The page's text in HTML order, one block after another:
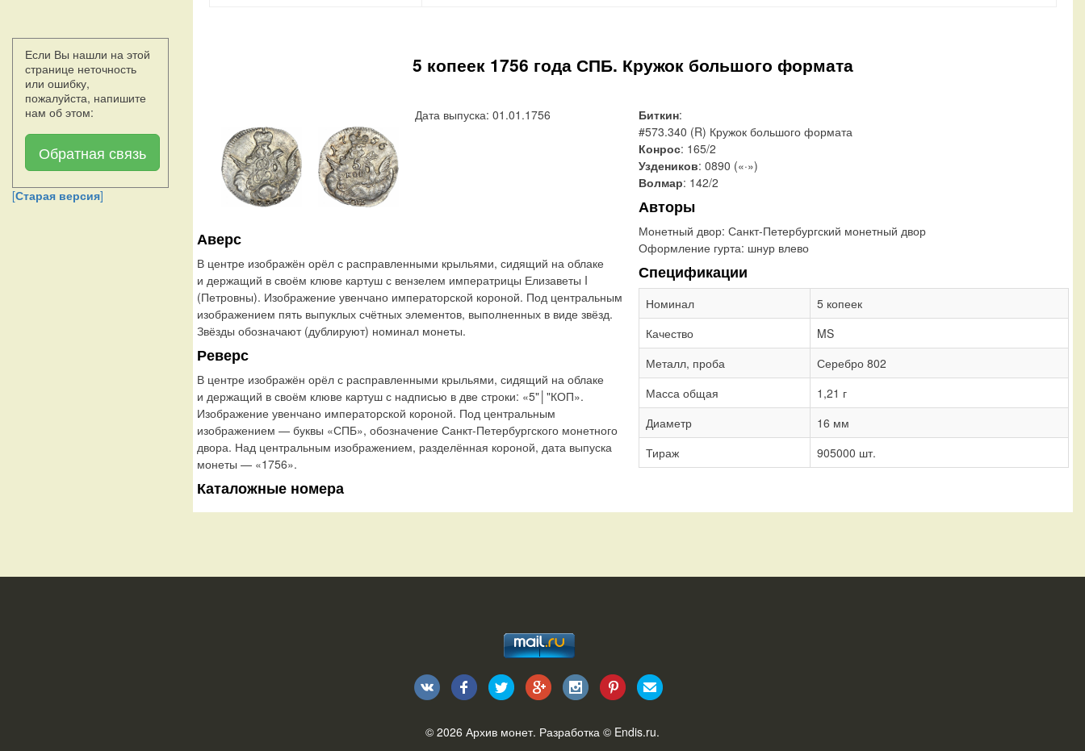
Если Вы нашли на этой
странице неточность
или ошибку,
пожалуйста, напишите
нам об этом:
Обратная связь
[Старая версия]
5 копеек 1756 года СПБ. Кружок большого формата
Дата выпуска: 01.01.1756
Аверс
В центре изображён орёл с расправленными крыльями, сидящий на облаке
и держащий в своём клюве картуш с вензелем императрицы Елизаветы I
(Петровны). Изображение увенчано императорской короной. Под центральным
изображением пять выпуклых счётных элементов, выполненных в виде звёзд.
Звёзды обозначают (дублируют) номинал монеты.
Реверс
В центре изображён орёл с расправленными крыльями, сидящий на облаке
и держащий в своём клюве картуш с надписью в две строки: «5"│"КОП».
Изображение увенчано императорской короной. Под центральным
изображением — буквы «СПБ», обозначение Санкт-Петербургского монетного
двора. Над центральным изображением, разделённая короной, дата выпуска
монеты — «1756».
Каталожные номера
Биткин:
#573.340 (R) Кружок большого формата
Конрос: 165/2
Уздеников: 0890 («·»)
Волмар: 142/2
Авторы
Монетный двор: Санкт-Петербургский монетный двор
Оформление гурта: шнур влево
Спецификации
Номинал
5 копеек
Качество
MS
Металл, проба
Серебро 802
Масса общая
1,21 г
Диаметр
16 мм
Тираж
905000 шт.
© 2026 Архив монет. Разработка © Endis.ru.